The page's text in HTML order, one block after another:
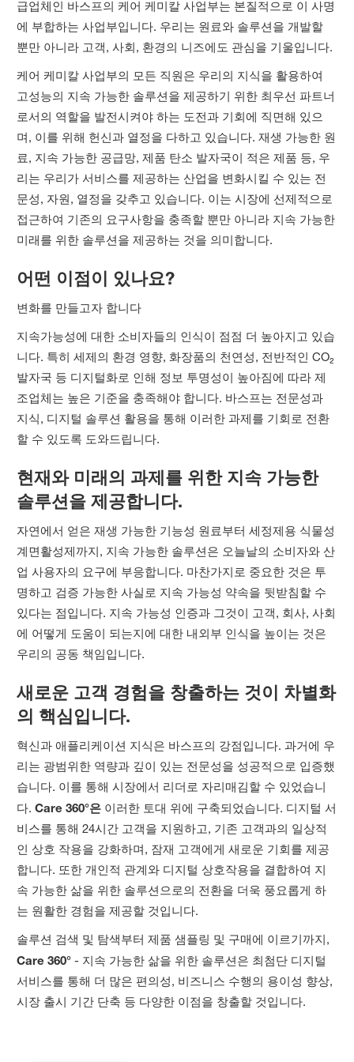
급업체인 바스프의 케어 케미칼 사업부는 본질적으로 이 사명
에 부합하는 사업부입니다. 우리는 원료와 솔루션을 개발할
뿐만 아니라 고객, 사회, 환경의 니즈에도 관심을 기울입니다.
케어 케미칼 사업부의 모든 직원은 우리의 지식을 활용하여
고성능의 지속 가능한 솔루션을 제공하기 위한 최우선 파트너
로서의 역할을 발전시켜야 하는 도전과 기회에 직면해 있으
며, 이를 위해 헌신과 열정을 다하고 있습니다. 재생 가능한 원
료, 지속 가능한 공급망, 제품 탄소 발자국이 적은 제품 등, 우
리는 우리가 서비스를 제공하는 산업을 변화시킬 수 있는 전
문성, 자원, 열정을 갖추고 있습니다. 이는 시장에 선제적으로
접근하여 기존의 요구사항을 충족할 뿐만 아니라 지속 가능한
미래를 위한 솔루션을 제공하는 것을 의미합니다.
어떤 이점이 있나요?
변화를 만들고자 합니다
지속가능성에 대한 소비자들의 인식이 점점 더 높아지고 있습
니다. 특히 세제의 환경 영향, 화장품의 천연성, 전반적인 CO₂
발자국 등 디지털화로 인해 정보 투명성이 높아짐에 따라 제
조업체는 높은 기준을 충족해야 합니다. 바스프는 전문성과
지식, 디지털 솔루션 활용을 통해 이러한 과제를 기회로 전환
할 수 있도록 도와드립니다.
현재와 미래의 과제를 위한 지속 가능한
솔루션을 제공합니다.
자연에서 얻은 재생 가능한 기능성 원료부터 세정제용 식물성
계면활성제까지, 지속 가능한 솔루션은 오늘날의 소비자와 산
업 사용자의 요구에 부응합니다. 마찬가지로 중요한 것은 투
명하고 검증 가능한 사실로 지속 가능성 약속을 뒷받침할 수
있다는 점입니다. 지속 가능성 인증과 그것이 고객, 회사, 사회
에 어떻게 도움이 되는지에 대한 내외부 인식을 높이는 것은
우리의 공동 책임입니다.
새로운 고객 경험을 창출하는 것이 차별화
의 핵심입니다.
혁신과 애플리케이션 지식은 바스프의 강점입니다. 과거에 우
리는 광범위한 역량과 깊이 있는 전문성을 성공적으로 입증했
습니다. 이를 통해 시장에서 리더로 자리매김할 수 있었습니
다.Care 360°은 이러한 토대 위에 구축되었습니다. 디지털 서
비스를 통해 24시간 고객을 지원하고, 기존 고객과의 일상적
인 상호 작용을 강화하며, 잠재 고객에게 새로운 기회를 제공
합니다. 또한 개인적 관계와 디지털 상호작용을 결합하여 지
속 가능한 삶을 위한 솔루션으로의 전환을 더욱 풍요롭게 하
는 원활한 경험을 제공할 것입니다.
솔루션 검색 및 탐색부터 제품 샘플링 및 구매에 이르기까지,
Care 360° - 지속 가능한 삶을 위한 솔루션은 최첨단 디지털
서비스를 통해 더 많은 편의성, 비즈니스 수행의 용이성 향상,
시장 출시 기간 단축 등 다양한 이점을 창출할 것입니다.